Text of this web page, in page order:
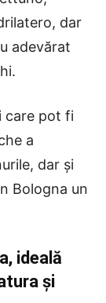
dar
adevărat
care pot fi
a
dar și
Bologna un
ideală
și